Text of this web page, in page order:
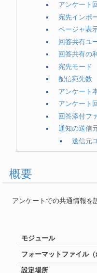
アンケート
宛先インポ
ページャ表
回答共有ユ
回答共有の
宛先モード
配信宛先数
アンケート
アンケート
回答添付フ
通知の送信
送信元
概要
アンケートでの共通情報を
モジュール
フォーマットファイル（
設定場所